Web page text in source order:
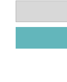
Meble